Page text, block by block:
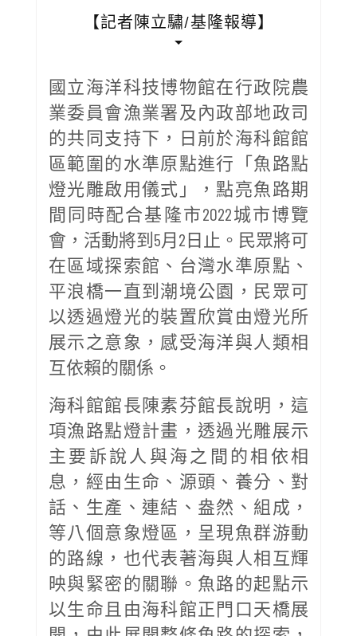
【記者陳立驌/基隆報導】
國立海洋科技博物館在行政院農
業委員會漁業署及內政部地政司
的共同支持下，日前於海科館館
區範圍的水準原點進行「魚路點
燈光雕啟用儀式」，點亮魚路期
間同時配合基隆市2022城市博覽
會，活動將到5月2日止。民眾將可
在區域探索館、台灣水準原點、
平浪橋一直到潮境公園，民眾可
以透過燈光的裝置欣賞由燈光所
展示之意象，感受海洋與人類相
互依賴的關係。
海科館館長陳素芬館長說明，這
項漁路點燈計畫，透過光雕展示
主要訴說人與海之間的相依相
息，經由生命、源頭、養分、對
話、生產、連結、盎然、組成，
等八個意象燈區，呈現魚群游動
的路線，也代表著海與人相互輝
映與緊密的關聯。魚路的起點示
以生命且由海科館正門口天橋展